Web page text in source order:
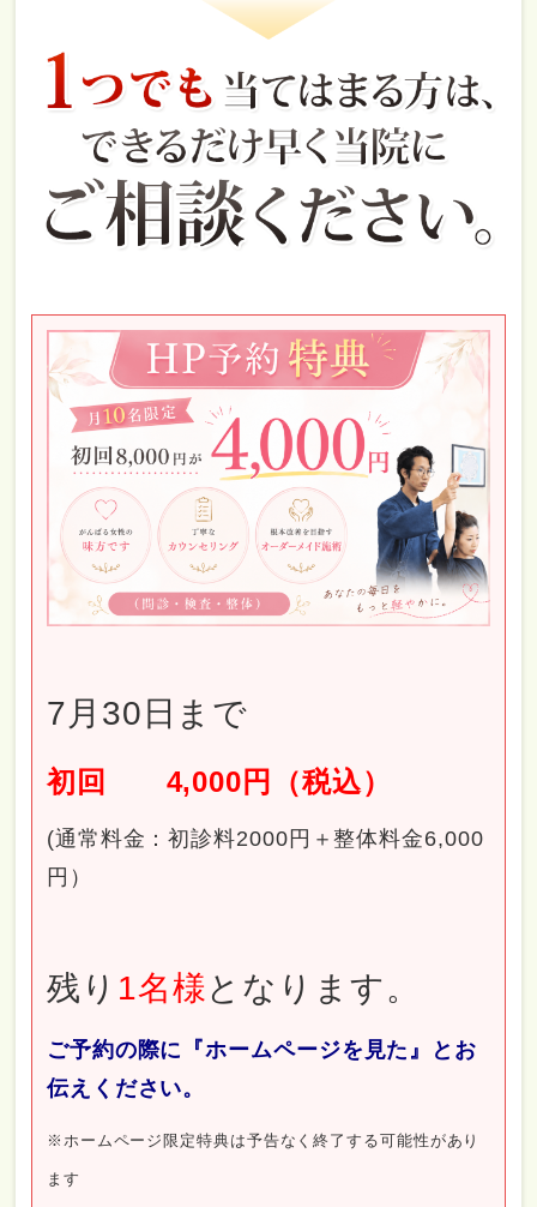
7月30日まで
初回 4,000円（税込）
(通常料金：初診料2000円＋整体料金6,000
円）
残り 1名様 となります。
ご予約の際に『ホームページを見た』とお
伝えください。
※ホームページ限定特典は予告なく終了する可能性があり
ます